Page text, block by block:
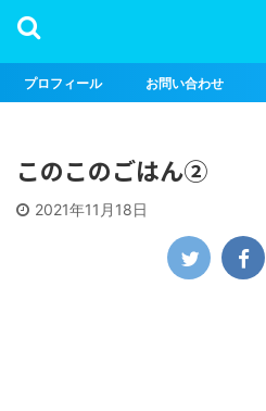
プロフィール お問い合わせ
このこのごはん②
2021年11月18日